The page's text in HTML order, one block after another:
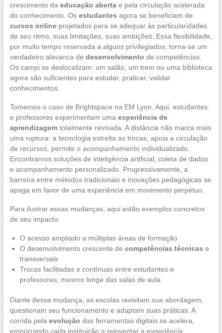
crescimento da educação abertae pela circulação acelerada
do conhecimento. Os estudantes agora se beneficiam de
cursos onlineprojetados para se adequar às particularidades
de seu ritmo, suas limitações, suas ambições. Essa flexibilidade,
por muito tempo reservada a alguns privilegiados, torna-se um
verdadeiro alavanca de desenvolvimento de competências.
Os campi se deslocalizam: um salão, um trem ou uma biblioteca
agora são suficientes para estudar, praticar, validar
conhecimentos.
Tomemos o caso de Brightspace na EM Lyon. Aqui, estudantes
e professores experimentam uma experiência de
aprendizagemtotalmente revisada. A distância não marca mais
uma ruptura: a tecnologia estreita as trocas, apoia a circulação
de recursos, permite o acompanhamento individualizado.
Encontramos soluções de inteligência artificial, coleta de dados
e acompanhamento personalizado. Progressivamente, a
barreira entre métodos tradicionais e inovações pedagógicas se
apaga em favor de uma experiência em movimento perpétuo.
Para ilustrar essas mudanças, aqui estão exemplos concretos
de seu impacto:
O acesso ampliado a múltiplas áreas de formação
O desenvolvimento crescente de competências técnicas e
transversais
Trocas facilitadas e contínuas entre estudantes e
professores, mesmo longe das salas de aula
Diante dessa mudança, as escolas revisitam sua abordagem,
questionam seu funcionamento e adaptam suas práticas. A
corrida pela evolução das ferramentas digitais se acelera,
empurrando cada instituição a reinventar a experiência